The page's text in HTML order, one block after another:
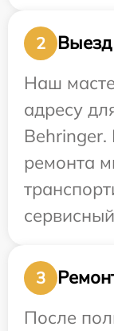
2
Наш
адресу
ремонта
3
После